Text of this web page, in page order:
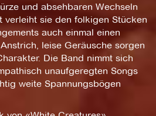
und absehbaren Wechseln
verleiht sie den folkigen Stücken
auch einmal einen
leise Geräusche sorgen
Die Band nimmt sich
unaufgeregten Songs
weite Spannungsbögen